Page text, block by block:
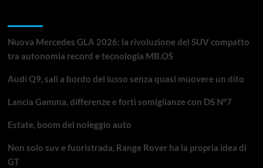
Nuova Mercedes GLA 2026: la rivoluzione del SUV compatto
tra autonomia record e tecnologia MB.OS
Audi Q9, sali a bordo del lusso senza quasi muovere un dito
Lancia Gamma, differenze e forti somiglianze con DS N°7
Estate, boom del noleggio auto
Non solo suv e fuoristrada, Range Rover ha la propria idea di
GT